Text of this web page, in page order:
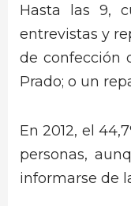
Hasta las 9,
entrevistas y
de confección
Prado; o un
En 2012, el
personas,
informarse de